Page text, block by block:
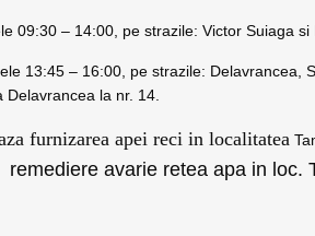
09:30 – 14:00, pe strazile: Victor Suiaga
13:45 – 16:00, pe strazile: Delavrancea,
Delavrancea la nr. 14.
furnizarea apei reci in localitatea
remediere avarie retea apa in loc.